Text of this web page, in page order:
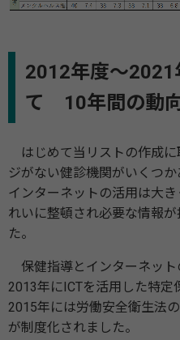
2012年度～2021
て 10年間の動
はじめて当リストの作成に
ジがない健診機関がいくつ
インターネットの活用は大
れいに整頓され必要な情報
た。
保健指導とインターネット
2013年にICTを活用した特定
2015年には労働安全衛生法
が制度化されました。